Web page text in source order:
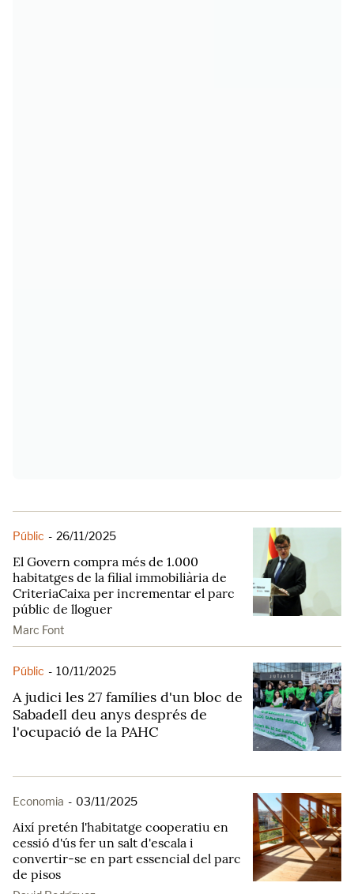
Públic - 26/11/2025
El Govern compra més de 1.000
habitatges de la filial immobiliària de
CriteriaCaixa per incrementar el parc
públic de lloguer
Marc Font
Públic - 10/11/2025
A judici les 27 famílies d'un bloc de
Sabadell deu anys després de
l'ocupació de la PAHC
Economia - 03/11/2025
Així pretén l'habitatge cooperatiu en
cessió d'ús fer un salt d'escala i
convertir-se en part essencial del parc
de pisos